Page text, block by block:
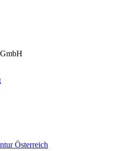
Österreich